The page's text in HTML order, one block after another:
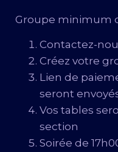
Groupe minimum
Contactez-
Créez votre
Lien de
seront
Vos tables
section
Soirée de